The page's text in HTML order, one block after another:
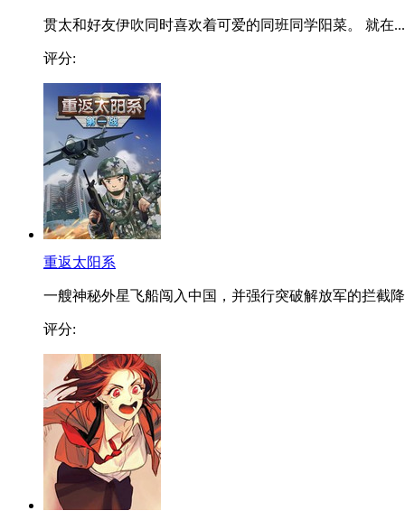
贯太和好友伊吹同时喜欢着可爱的同班同学阳菜。 就在...
评分:
重返太阳系
一艘神秘外星飞船闯入中国，并强行突破解放军的拦截
评分: